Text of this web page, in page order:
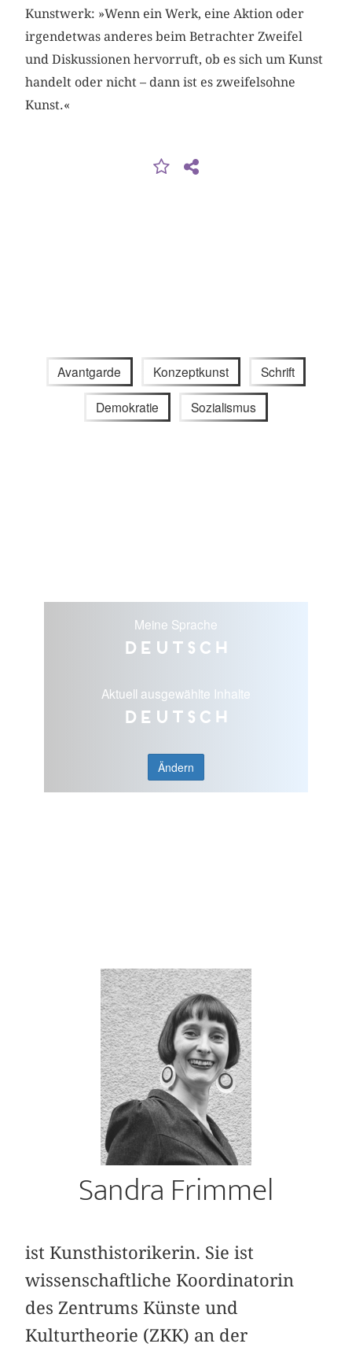
Kunstwerk: »Wenn ein Werk, eine Aktion oder
irgendetwas anderes beim Betrachter Zweifel
und Diskussionen hervorruft, ob es sich um Kunst
handelt oder nicht – dann ist es zweifelsohne
Kunst.«
Avantgarde Konzeptkunst Schrift
Demokratie Sozialismus
Meine Sprache
Deutsch
Aktuell ausgewählte Inhalte
Deutsch
Ändern
Sandra Frimmel
ist Kunsthistorikerin. Sie ist
wissenschaftliche Koordinatorin
des Zentrums Künste und
Kulturtheorie (ZKK) an der